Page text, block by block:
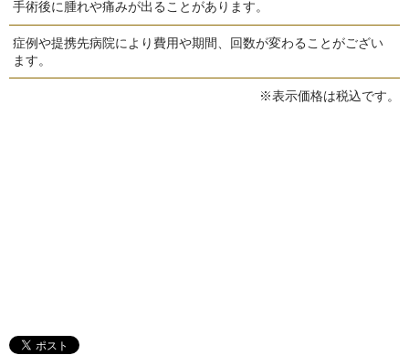
手術後に腫れや痛みが出ることがあります。
症例や提携先病院により費用や期間、回数が変わることがござい
ます。
※表示価格は税込です。